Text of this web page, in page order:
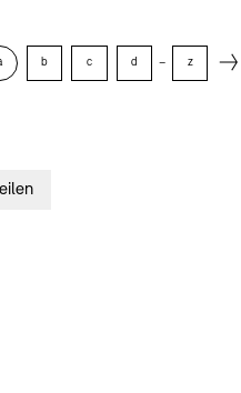
b c d – z